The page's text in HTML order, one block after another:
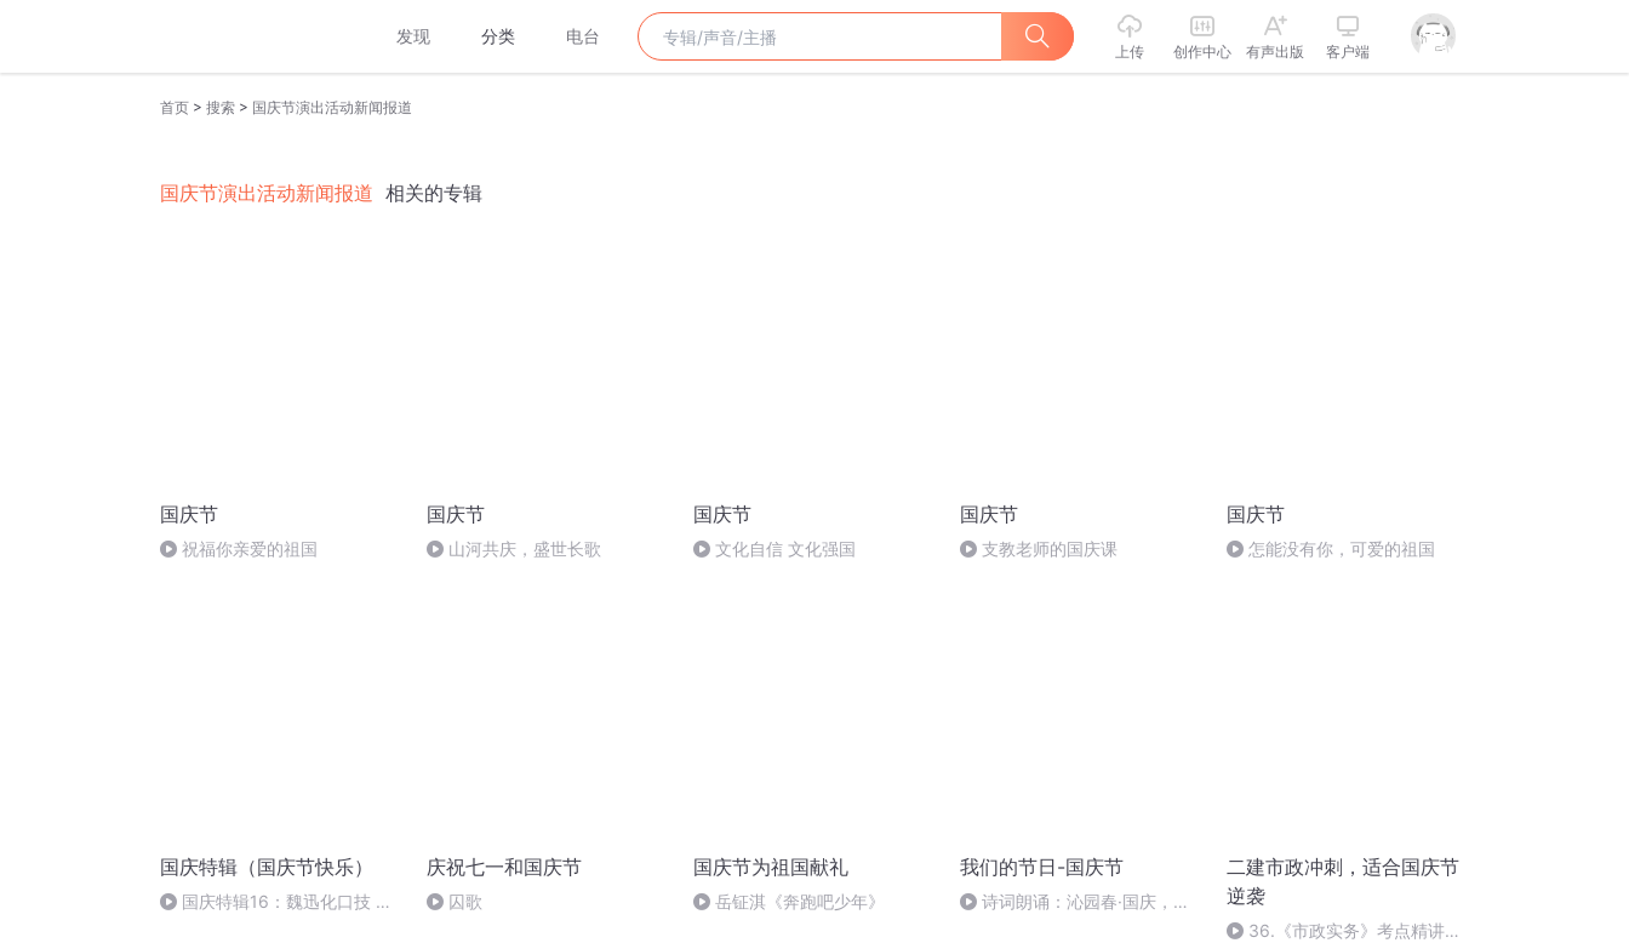
发现 分类 电台
上传 创作中心 有声出版 客户端
首页 > 搜索 > 国庆节演出活动新闻报道
国庆节演出活动新闻报道 相关的专辑
国庆节
祝福你亲爱的祖国
国庆节
山河共庆，盛世长歌
国庆节
文化自信 文化强国
国庆节
支教老师的国庆课
国庆节
怎能没有你，可爱的祖国
国庆特辑（国庆节快乐）
国庆特辑16：魏迅化口技 二
庆祝七一和国庆节
囚歌
国庆节为祖国献礼
岳钲淇《奔跑吧少年》
我们的节日-国庆节
诗词朗诵：沁园春·国庆，朗
二建市政冲刺，适合国庆节
逆袭
36.《市政实务》考点精讲第